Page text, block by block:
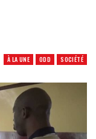
À LA UNE ODD SOCIÉTÉ